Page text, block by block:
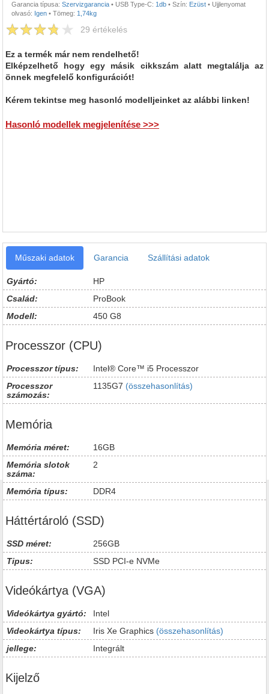
Garancia típusa: Szervizgarancia • USB Type-C: 1db • Szín: Ezüst • Ujjlenyomat
olvasó: Igen • Tömeg: 1,74kg
29 értékelés
Ez a termék már nem rendelhető!
Elképzelhető hogy egy másik cikkszám alatt megtalálja az
önnek megfelelő konfigurációt!
Kérem tekintse meg hasonló modelljeinket az alábbi linken!
Hasonló modellek megjelenítése >>>
Műszaki adatok Garancia Szállítási adatok
Gyártó:
HP
Család:
ProBook
Modell:
450 G8
Processzor (CPU)
Processzor típus:
Intel® Core™ i5 Processzor
Processzor
számozás:
1135G7 (összehasonlítás)
Memória
Memória méret:
16GB
Memória slotok
száma:
2
Memória típus: DDR4
Háttértároló (SSD)
SSD méret:
256GB
Tipus:
SSD PCI-e NVMe
Videókártya (VGA)
Videókártya gyártó:
Intel
Videokártya típus:
Iris Xe Graphics (összehasonlítás)
jellege:
Integrált
Kijelző